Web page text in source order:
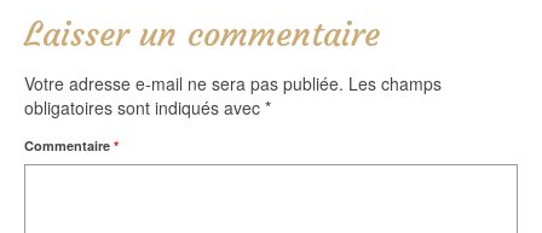
Laisser un commentaire
Votre adresse e-mail ne sera pas publiée. Les champs
obligatoires sont indiqués avec *
Commentaire *